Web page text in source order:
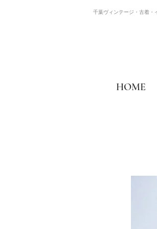
千葉ヴィンテージ・古着・
HOME